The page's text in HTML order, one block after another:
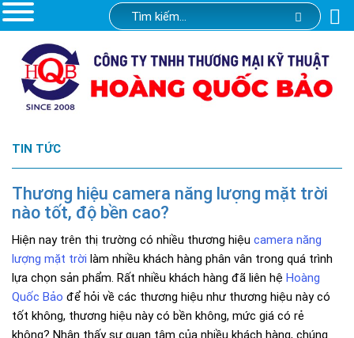
TIN TỨC
Thương hiệu camera năng lượng mặt trời
nào tốt, độ bền cao?
Hiện nay trên thị trường có nhiều thương hiệu camera năng
lượng mặt trời làm nhiều khách hàng phân vân trong quá trình
lựa chọn sản phẩm. Rất nhiều khách hàng đã liên hệ Hoàng
Quốc Bảo để hỏi về các thương hiệu như thương hiệu này có
tốt không, thương hiệu này có bền không, mức giá có rẻ
không? Nhận thấy sự quan tâm của nhiều khách hàng, chúng